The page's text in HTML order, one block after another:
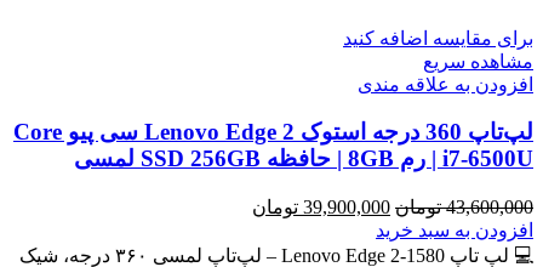
برای مقایسه اضافه کنید
مشاهده سریع
افزودن به علاقه مندی
لپ‌تاپ 360 درجه استوک Lenovo Edge 2 سی پیو Core
i7-6500U | رم 8GB | حافظه SSD 256GB لمسی
43,600,000 تومان قیمت
اصلی
43,600,000 تومان
39,900,000 تومان
39,900,000 تومان
افزودن به سبد خرید
💻 لپ تاپ Lenovo Edge 2-1580 – لپ‌تاپ لمسی ۳۶۰ درجه، شیک